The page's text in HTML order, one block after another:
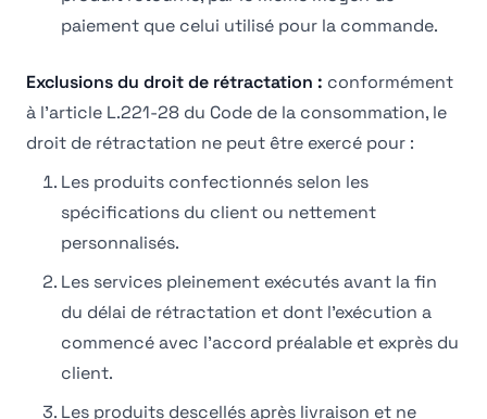
paiement que celui utilisé pour la commande.
Exclusions du droit de rétractation : conformément
à l'article L.221-28 du Code de la consommation, le
droit de rétractation ne peut être exercé pour :
Les produits confectionnés selon les
spécifications du client ou nettement
personnalisés.
Les services pleinement exécutés avant la fin
du délai de rétractation et dont l'exécution a
commencé avec l'accord préalable et exprès du
client.
Les produits descellés après livraison et ne